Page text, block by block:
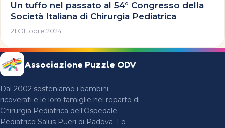
Un tuffo nel passato al 54° Congresso della
Società Italiana di Chirurgia Pediatrica
21 Ottobre 2024
Associazione Puzzle ODV
Dal 2002 sosteniamo i bambini
ricoverati e le loro famiglie nel reparto di
Chirurgia Pediatrica dell'Ospedale
Pediatrico Salus Pueri di Padova. Lo